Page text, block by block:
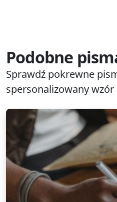
Podobne
Sprawdź pokrewne
spersonalizowany wzór